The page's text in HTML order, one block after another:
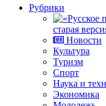
Рубрики
старая
Новости
Культура
Туризм
Спорт
Наука и
Экономика